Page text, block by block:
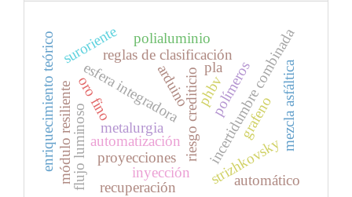
riesgo crediticio
reglas de clasificación
automatización
esfera integradora
flujo luminoso incertidumbre combinada
mezcla asfáltica
polímeros
polialuminio
módulo resiliente
enriquecimiento teórico strizhkovsky
metalurgia
proyecciones
suroriente
arduino
automático
inyección
pla
phbv
oro fino
recuperación
grafeno